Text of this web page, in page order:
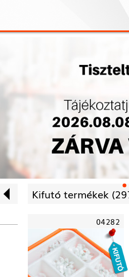
Kifutó termékek (
04282